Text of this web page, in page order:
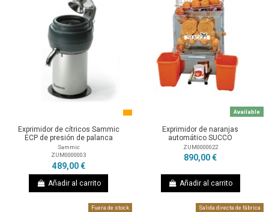
Exprimidor de cítricos Sammic
ECP de presión de palanca
Sammic
ZUM0000003
489,00 €
Añadir al carrito
Available
Exprimidor de naranjas
automático SUCCO
ZUM0000022
890,00 €
Añadir al carrito
Fuera de stock Salida directa de fábrica